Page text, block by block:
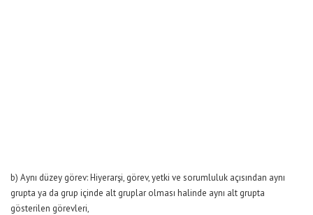
b) Aynı düzey görev: Hiyerarşi, görev, yetki ve sorumluluk açısından aynı
grupta ya da grup içinde alt gruplar olması halinde aynı alt grupta
gösterilen görevleri,